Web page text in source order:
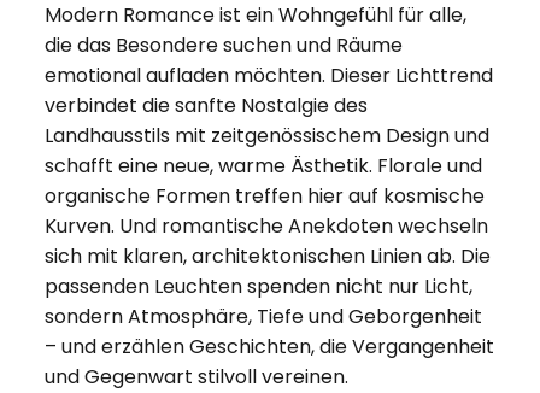
Modern Romance ist ein Wohngefühl für alle,
die das Besondere suchen und Räume
emotional aufladen möchten. Dieser Lichttrend
verbindet die sanfte Nostalgie des
Landhausstils mit zeitgenössischem Design und
schafft eine neue, warme Ästhetik. Florale und
organische Formen treffen hier auf kosmische
Kurven. Und romantische Anekdoten wechseln
sich mit klaren, architektonischen Linien ab. Die
passenden Leuchten spenden nicht nur Licht,
sondern Atmosphäre, Tiefe und Geborgenheit
– und erzählen Geschichten, die Vergangenheit
und Gegenwart stilvoll vereinen.